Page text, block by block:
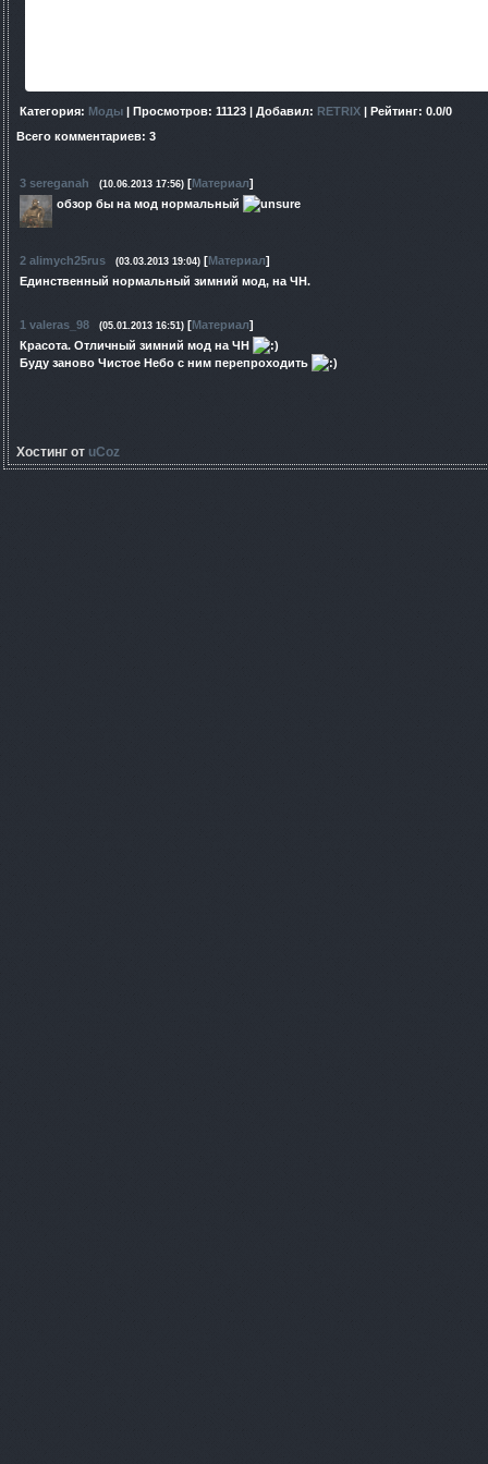
Категория: Моды | Просмотров: 11123 | Добавил: RETRIX | Рейтинг: 0.0/0
Всего комментариев: 3
3 sereganah (10.06.2013 17:56) [Материал]
обзор бы на мод нормальный
2 alimych25rus (03.03.2013 19:04) [Материал]
Единственный нормальный зимний мод, на ЧН.
1 valeras_98 (05.01.2013 16:51) [Материал]
Красота. Отличный зимний мод на ЧН
Буду заново Чистое Небо с ним перепроходить
Хостинг от uCoz